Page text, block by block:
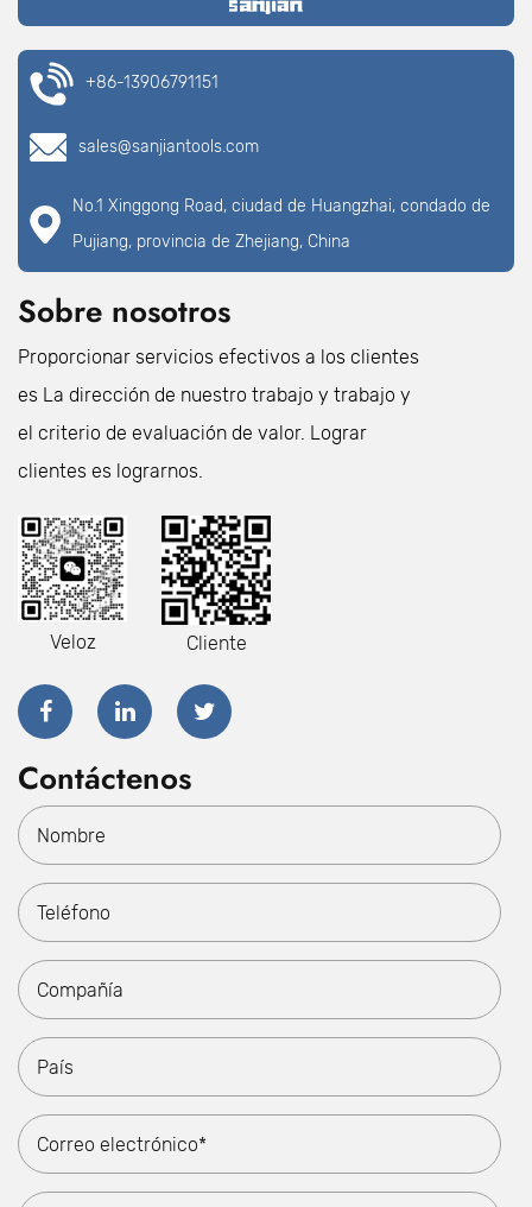
+86-13906791151
sales@sanjiantools.com
No.1 Xinggong Road, ciudad de Huangzhai, condado de
Pujiang, provincia de Zhejiang, China
Sobre nosotros
Proporcionar servicios efectivos a los clientes
es La dirección de nuestro trabajo y trabajo y
el criterio de evaluación de valor. Lograr
clientes es lograrnos.
Veloz Cliente
Contáctenos